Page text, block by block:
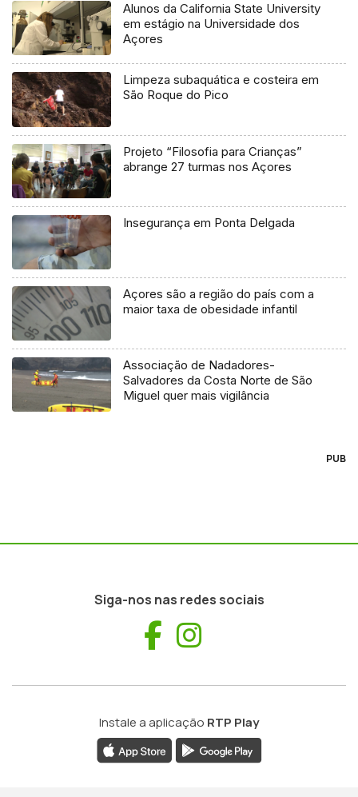
Alunos da California State University
em estágio na Universidade dos
Açores
Limpeza subaquática e costeira em
São Roque do Pico
Projeto “Filosofia para Crianças”
abrange 27 turmas nos Açores
Insegurança em Ponta Delgada
Açores são a região do país com a
maior taxa de obesidade infantil
Associação de Nadadores-
Salvadores da Costa Norte de São
Miguel quer mais vigilância
PUB
Siga-nos nas redes sociais
Facebook
Instale a aplicação RTP Play